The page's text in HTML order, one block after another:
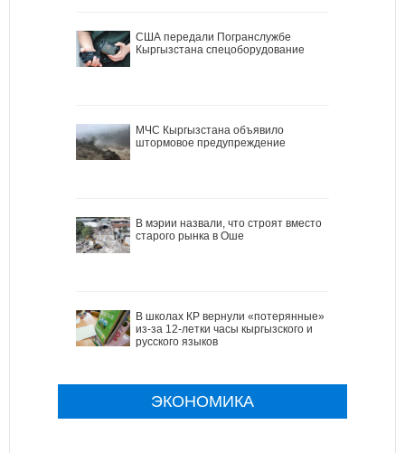
США передали Погранслужбе
Кыргызстана спецоборудование
МЧС Кыргызстана объявило
штормовое предупреждение
В мэрии назвали, что строят вместо
старого рынка в Оше
В школах КР вернули «потерянные»
из-за 12-летки часы кыргызского и
русского языков
ЭКОНОМИКА